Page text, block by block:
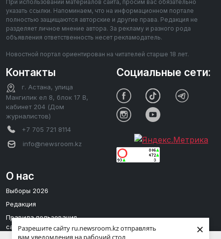
Разрешите сайту ru.newsroom.kz отправлять
вам уведомления на рабочий стол
×
При использовании материалов сайта, просим вас обязательно
указать ссылки. Напоминаем, что на информационном портале
полностью защищаются авторские и другие права. Редакция не
разделяет личное мнение автора. За рекламу и разного рода
объявления ответственность несет рекламодатель.
Новостной портал ориентирован на читателей старше 18 лет.
Контакты
г. Астана, улица
Мангилик ел 8, блок 17 В,
кабинет 204 (Дом
журналистов)
+7 705 721 8114
info@newsroom.kz
О нас
Выборы 2026
Редакция
Правила пользования
сайтом
Социальные сети: